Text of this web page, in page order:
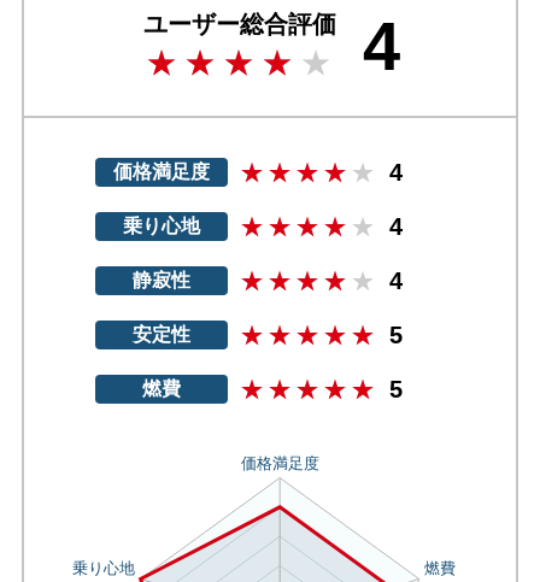
ユーザー総合評価 4
価格満足度 4
乗り心地 4
静寂性 4
安定性 5
燃費 5